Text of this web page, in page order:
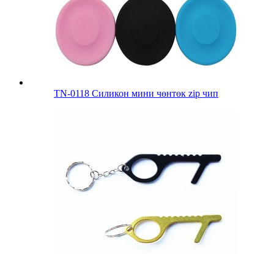
TN-0118 Силикон мини чөнтөк zip чип